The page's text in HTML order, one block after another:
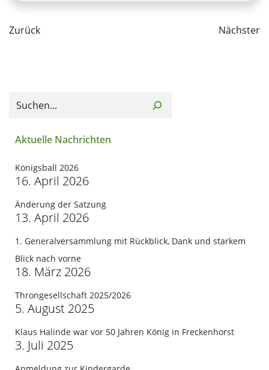
Post
Zurück
Post
Nächster
Aktuelle Nachrichten
Königsball 2026
16. April 2026
Änderung der Satzung
13. April 2026
1. Generalversammlung mit Rückblick, Dank und starkem
Blick nach vorne
18. März 2026
Throngesellschaft 2025/2026
5. August 2025
Klaus Halinde war vor 50 Jahren König in Freckenhorst
3. Juli 2025